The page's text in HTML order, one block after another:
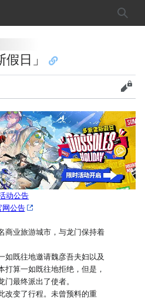
搜索
日」
查看
动公告
网公告
商业旅游城市，与龙门保持着
如既往地邀请魏彦吾夫妇以及
打算一如既往地拒绝，但是，
最终派出了使者。
改变了行程。未曾预料的重